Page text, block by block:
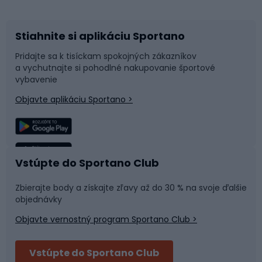
Príslušenstvo k bicyklom
Časti bicyklov
Rybolov
Športová medicína
Bushcraft
Sane a kĺzačky
Snowboard
Plávanie
Tímové športy
Fitness a posilňovňa
Stiahnite si aplikáciu Sportano
Pridajte sa k tisíckam spokojných zákazníkov
a vychutnajte si pohodlné nakupovanie športové
vybavenie
Objavte aplikáciu Sportano >
Vstúpte do Sportano Club
Zbierajte body a získajte zľavy až do 30 % na svoje ďalšie
objednávky
Objavte vernostný program Sportano Club >
Vstúpte do Sportano Club